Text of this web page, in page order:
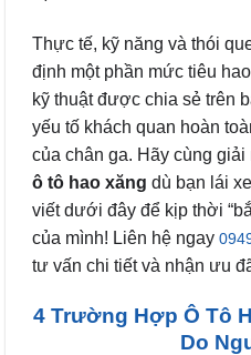
Thực tế, kỹ năng và thói
định một phần mức tiêu
kỹ thuật được chia sẻ trên
yếu tố khách quan hoàn
của chân ga. Hãy cùng giải
ô tô hao xăng dù bạn lái
viết dưới đây để kịp thời
của mình! Liên hệ ngay
tư vấn chi tiết và nhận ưu
4 Trường Hợp Ô Tô
Do